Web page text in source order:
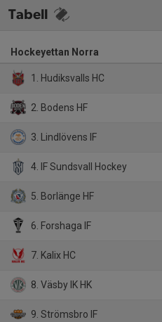
Tabell
Hockeyettan Norra
1. Hudiksvalls HC
2. Bodens HF
3. Lindlövens IF
4. IF Sundsvall Hockey
5. Borlänge HF
6. Forshaga IF
7. Kalix HC
8. Väsby IK HK
9. Strömsbro IF